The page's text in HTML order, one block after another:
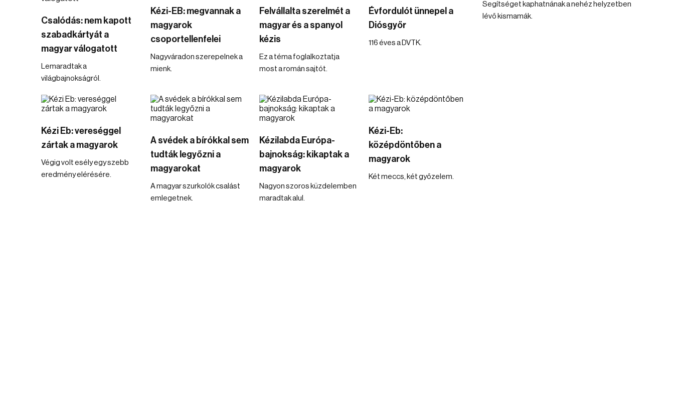
Csalódás: nem kapott
szabadkártyát a
magyar válogatott
Lemaradtak a
világbajnokságról.
Kézi-EB: megvannak a
magyarok
csoportellenfelei
Nagyváradon szerepelnek a
mienk.
Felvállalta szerelmét a
magyar és a spanyol
kézis
Ez a téma foglalkoztatja
most a román sajtót.
Évfordulót ünnepel a
Diósgyőr
116 éves a DVTK.
Kézi Eb: vereséggel
zártak a magyarok
Végig volt esély egy szebb
eredmény elérésére.
A svédek a bírókkal sem
tudták legyőzni a
magyarokat
A magyar szurkolók csalást
emlegetnek.
Kézilabda Európa-
bajnokság: kikaptak a
magyarok
Nagyon szoros küzdelemben
maradtak alul.
Kézi-Eb:
középdöntőben a
magyarok
Két meccs, két győzelem.
Segítséget kaphatnának a nehéz helyzetben
lévő kismamák.